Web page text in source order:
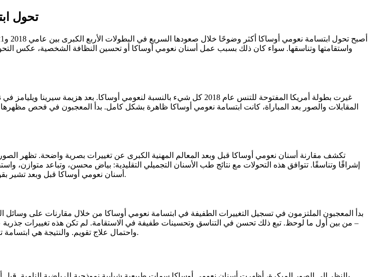
تحول
واستقامتها وتناسقها. سواء كان ذلك بسبب عمل أسنان نعومي أوساكا أو تحسين النظافة الشخصية، عكس
غيرت بطولة أمريكا المفتوحة للتنس عام 2018 كل شيء بالنسبة لنعومي أوساكا.
المقابلات والصور بعد المباراة، كانت ابتسامة نعومي أوساكا ظاهرة بشكل كامل. بدأ المعجبون في فحص
إشراقًا وتناسقًا. تتوافق هذه التحولات مع نتائج طب الأسنان التجميلي التقليدية: بياض محسن، وتباعد
أسنان نعومي أوساكا قبل وبعد تشير بقوة إلى تحسينات تجميلية مدروسة ومنفذة باحترافية تم تطبيقها بشكل تدريجي مع مرور الوقت.
بدأ المعجبون الملتزمون في تسجيل التغييرات الطفيفة في ابتسامة نعومي أوساكا من خلال مقارنات على وسائل
– من بين أول ما لوحظ. تبع ذلك تحسن في التناسق وتحسينات طفيفة في الاستقامة. لم تكن هذه تغييرات جذرية
واحتمال علاج تقويم. والنتيجة هي ابتسامة تبدو مصقولة دون أن تبدو مصطنعة، وهي سمة لطب الأسنان التجميلي عالي الجودة والمتحفظ.